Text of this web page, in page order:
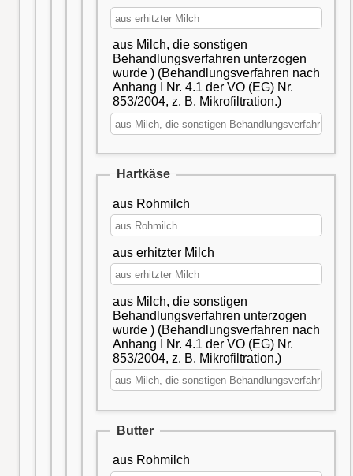
aus Milch, die sonstigen
Behandlungsverfahren unterzogen
wurde ) (Behandlungsverfahren nach
Anhang I Nr. 4.1 der VO (EG) Nr.
853/2004, z. B. Mikrofiltration.)
Hartkäse
aus Rohmilch
aus erhitzter Milch
aus Milch, die sonstigen
Behandlungsverfahren unterzogen
wurde ) (Behandlungsverfahren nach
Anhang I Nr. 4.1 der VO (EG) Nr.
853/2004, z. B. Mikrofiltration.)
Butter
aus Rohmilch